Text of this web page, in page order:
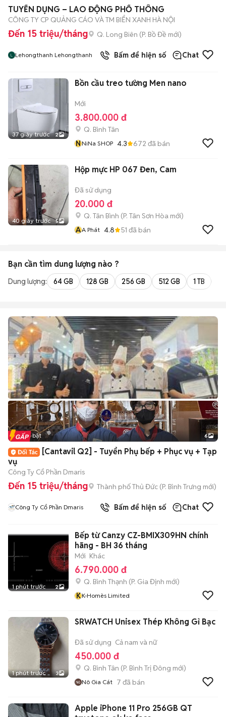
TUYỂN DỤNG – LAO ĐỘNG PHỔ THÔNG
CÔNG TY CP QUẢNG CÁO VÀ TM BIỂN XANH HÀ NỘI
Đến 15 triệu/tháng Q. Long Biên (P. Bồ Đề mới)
Lehongthanh Lehongthanh Bấm để hiện số Chat
37 giây trước 2
Bồn cầu treo tường Men nano
Mới
3.800.000 đ
Q. Bình Tân
NNiNa SHOP 4.3 672 đã bán
40 giây trước 5
Hộp mực HP 067 Đen, Cam
Đã sử dụng
20.000 đ
Q. Tân Bình (P. Tân Sơn Hòa mới)
AA Phát 4.8 51 đã bán
Bạn cần tìm dung lượng nào ?
Dung lượng: 64 GB 128 GB 256 GB 512 GB 1 TB
+2
Tin nổi bật 6
[Cantavil Q2] - Tuyển Phụ bếp + Phục vụ + Tạp
vụ
Công Ty Cổ Phần Dmaris
Đến 15 triệu/tháng Thành phố Thủ Đức (P. Bình Trưng mới)
Công Ty Cổ Phần Dmaris Bấm để hiện số Chat
1 phút trước 2
Bếp từ Canzy CZ-BMIX309HN chính
hãng - BH 36 tháng
Mới Khác
6.790.000 đ
Q. Bình Thạnh (P. Gia Định mới)
KK-Homès Limited
1 phút trước 3
SRWATCH Unisex Thép Không Gỉ Bạc
Đã sử dụng Cả nam và nữ
450.000 đ
Q. Bình Tân (P. Bình Trị Đông mới)
Nô Gia Cát 7 đã bán
Apple iPhone 11 Pro 256GB QT